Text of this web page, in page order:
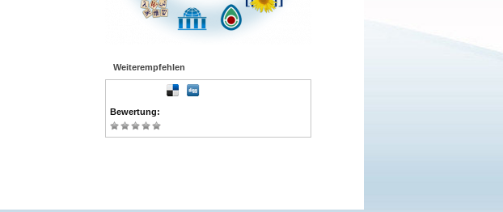
Weiterempfehlen
Bewertung: